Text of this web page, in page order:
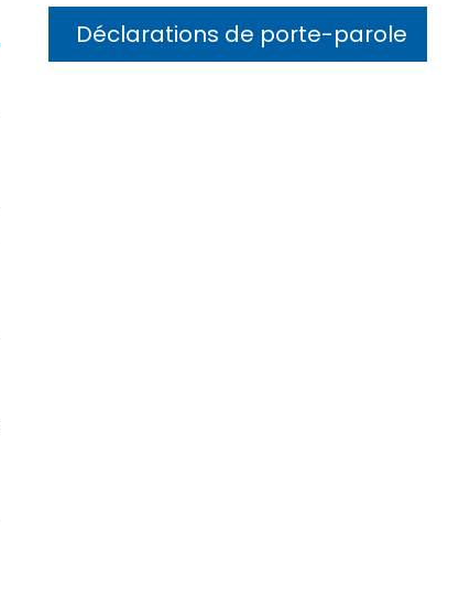
Déclarations de porte-parole